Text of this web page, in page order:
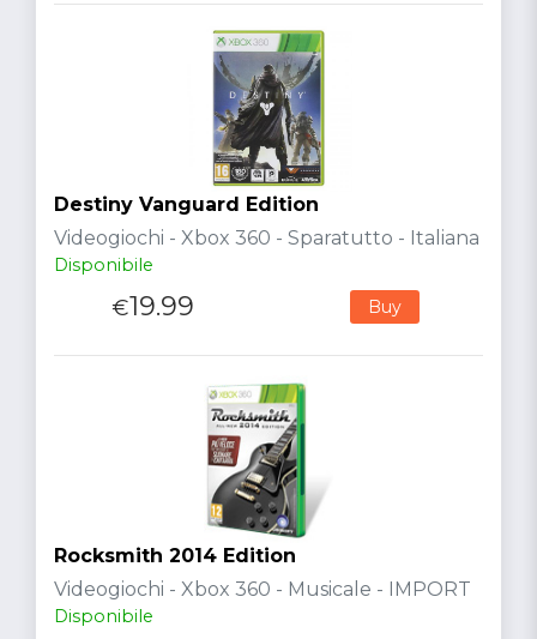
Destiny Vanguard Edition
Videogiochi - Xbox 360 - Sparatutto - Italiana
Disponibile
€19.99 Buy
Rocksmith 2014 Edition
Videogiochi - Xbox 360 - Musicale - IMPORT
Disponibile